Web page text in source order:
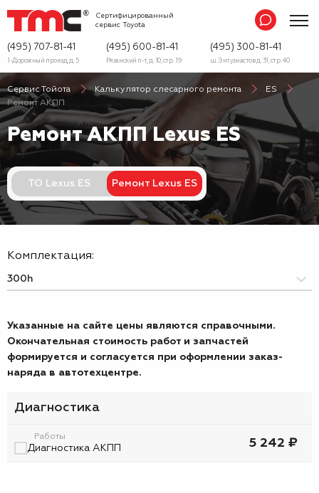
Сертифицированный
сервис Toyota
(495) 707-81-41
1-Дорожный проезд, д. 5
(495) 600-81-41
Рязанский п-т, д. 10, стр. 19
(495) 300-81-41
ш. Энтузиастов д. 31, стр. 40
Сервис Тойота Калькулятор слесарного ремонта
ES
Ремонт АКПП
Ремонт АКПП Lexus ES
ТО Lexus ES Ремонт Lexus ES
Комплектация:
Указанные на сайте цены являются справочными.
Окончательная стоимость работ и запчастей
формируется и согласуется при оформлении заказ-
наряда в автотехцентре.
Диагностика
Работы
Диагностика АКПП 5 242 ₽